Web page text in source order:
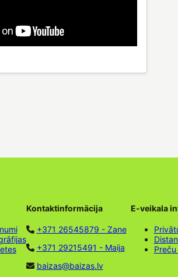
Kontaktinformācija
+371 26545879 - Zane
+371 29215491 - Maija
baizas@baizas.lv
E-veikala